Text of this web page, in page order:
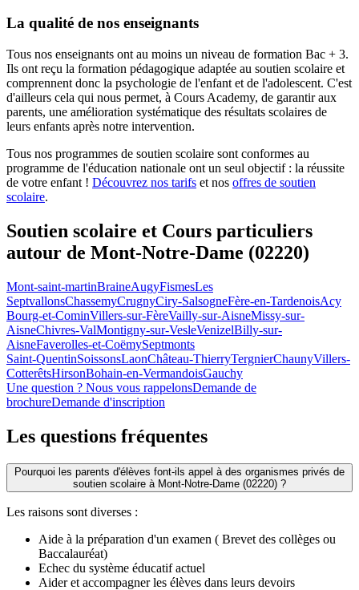
La qualité de nos enseignants
Tous nos enseignants ont au moins un niveau de formation Bac + 3.
Ils ont reçu la formation pédagogique adaptée au soutien scolaire et
comprennent donc la psychologie de l'enfant et de l'adolescent. C'est
d'ailleurs cela qui nous permet, à Cours Academy, de garantir aux
parents, une amélioration systématique des résultats scolaires de
leurs enfants après notre intervention.
Tous nos programmes de soutien scolaire sont conformes au
programme de l'éducation nationale ont un seul objectif : la réussite
de votre enfant ! Découvrez nos tarifs et nos offres de soutien
scolaire.
Soutien scolaire et Cours particuliers
autour de Mont-Notre-Dame (02220)
Mont-saint-martinBraineAugyFismesLes
SeptvallonsChassemyCrugnyCiry-SalsogneFère-en-TardenoisAcy
Bourg-et-CominVillers-sur-FèreVailly-sur-AisneMissy-sur-
AisneChivres-ValMontigny-sur-VesleVenizelBilly-sur-
AisneFaverolles-et-CoëmySeptmonts
Saint-QuentinSoissonsLaonChâteau-ThierryTergnierChaunyVillers-
CotterêtsHirsonBohain-en-VermandoisGauchy
Une question ? Nous vous rappelonsDemande de
brochureDemande d'inscription
Les questions fréquentes
Pourquoi les parents d'élèves font-ils appel à des organismes privés de
soutien scolaire à Mont-Notre-Dame (02220) ?
Les raisons sont diverses :
Aide à la préparation d'un examen ( Brevet des collèges ou
Baccalauréat)
Echec du système éducatif actuel
Aider et accompagner les élèves dans leurs devoirs